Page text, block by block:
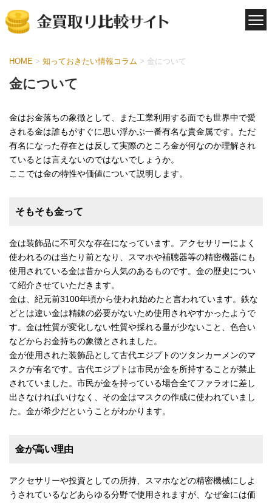
HOME > 知っておきたい情報コラム > 金について
金について
金はお金落ちの象徴として、また工業利用する面でも世界中で愛
される金は誰もがすぐに思い浮かぶ一番有名な貴金属です。ただ
有名になった存在とは反して実際のところ金が何なのか理解され
ているとは言えないのではないでしょうか。
ここでは金の特性や価値について説明します。
そもそも金って
金は装飾品に不可欠な存在になっています。アクセサリーによく
使われるのは当たり前となり、スマホや補聴器等の精密機器にも
使用されている金は昔から人気のあるものです。金の歴史につい
て紹介させていただきます。
金は、紀元前3100年頃から使われ始めたと言われています。鉄な
どとは違い金は精錬の必要がないため使用されやすかったようで
す。金は性質が変化しない性質や採れる量が少ないこと、色合い
などからお金持ちの象徴とされました。
金が使用された装飾品として古代エジプトのツタンカーメンのマ
スクが有名です。古代エジプトは市民が金を所持することが禁止
されていました。市民が金を持っている場合全てファラオに差し
出さなければいけなく、その金はマスクの作成に使われていまし
た。金が希少だということがわかります。
金が高い理由
アクセサリーや投資としての所持、スマホなどの精密機械にしよ
うされているなどあらゆる分野で使用されますが、なぜ金には価